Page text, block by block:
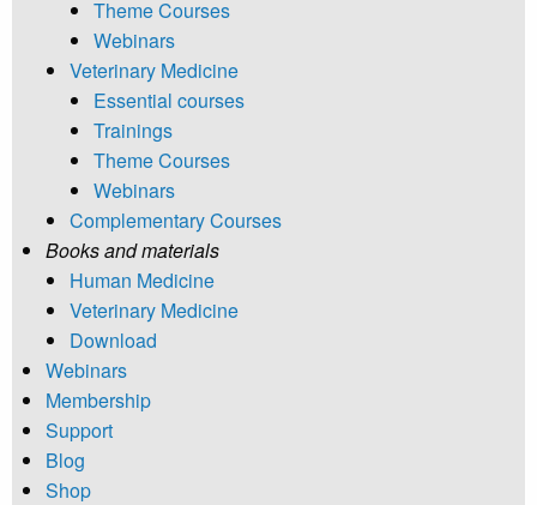
Theme Courses
Webinars
Veterinary Medicine
Essential courses
Trainings
Theme Courses
Webinars
Complementary Courses
Books and materials
Human Medicine
Veterinary Medicine
Download
Webinars
Membership
Support
Blog
Shop